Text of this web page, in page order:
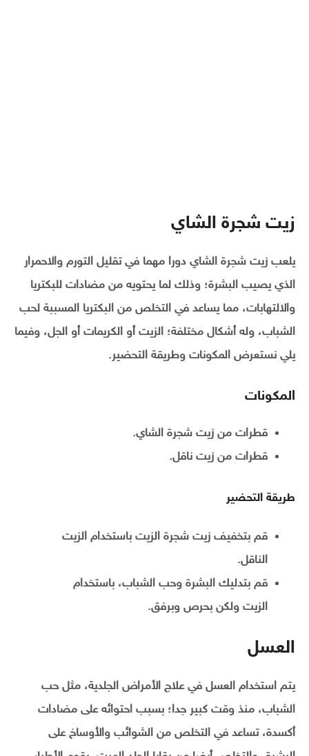
زيت شجرة الشاي
يلعب زيت شجرة الشاي دورا مهما في تقليل التورم والاحمرار
الذي يصيب البشرة؛ وذلك لما يحتويه من مضادات للبكتريا
والالتهابات، مما يساعد في التخلص من البكتريا المسببة لحب
الشباب، وله أشكال مختلفة؛ الزيت أو الكريمات أو الجل، وفيما
يلي نستعرض المكونات وطريقة التحضير.
المكونات
قطرات من زيت شجرة الشاي.
قطرات من زيت ناقل.
طريقة التحضير
قم بتخفيف زيت شجرة الزيت باستخدام الزيت
الناقل.
قم بتدليك البشرة وحب الشباب، باستخدام
الزيت ولكن بحرص وبرفق.
العسل
يتم استخدام العسل في علاج الأمراض الجلدية، مثل حب
الشباب، منذ وقت كبير جدا؛ بسبب احتوائه على مضادات
أكسدة، تساعد في التخلص من الشوائب والأوساخ على